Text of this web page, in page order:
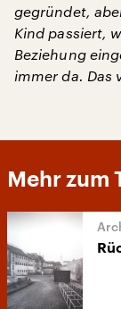
gegründet,
Kind passiert,
Beziehung
immer da. Das
Mehr zum